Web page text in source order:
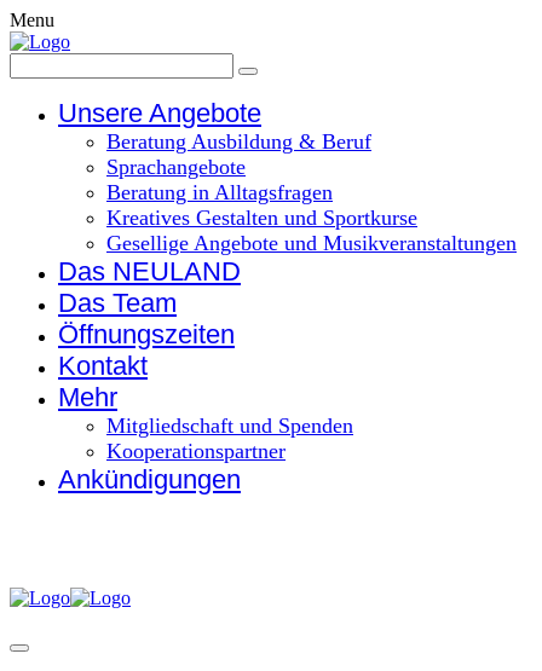
Menu
Unsere Angebote
Beratung Ausbildung & Beruf
Sprachangebote
Beratung in Alltagsfragen
Kreatives Gestalten und Sportkurse
Gesellige Angebote und Musikveranstaltungen
Das NEULAND
Das Team
Öffnungszeiten
Kontakt
Mehr
Mitgliedschaft und Spenden
Kooperationspartner
Ankündigungen